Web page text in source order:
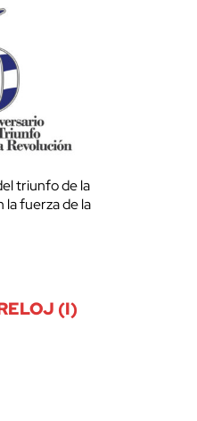
triunfo de la
la fuerza de la
(I)